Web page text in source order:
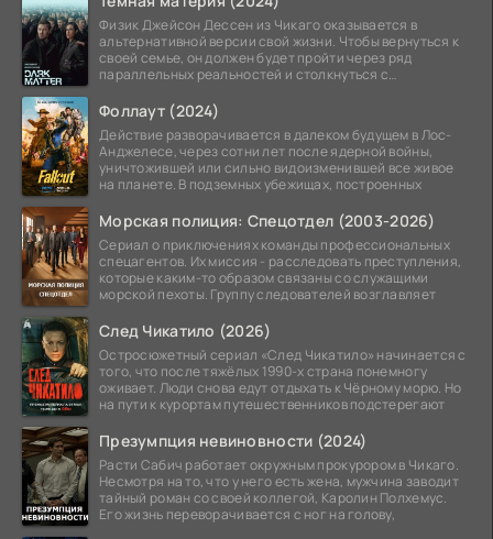
Физик Джейсон Дессен из Чикаго оказывается в
альтернативной версии свой жизни. Чтобы вернуться к
своей семье, он должен будет пройти через ряд
параллельных реальностей и столкнуться с
Фоллаут (2024)
Действие разворачивается в далеком будущем в Лос-
Анджелесе, через сотни лет после ядерной войны,
уничтожившей или сильно видоизменившей все живое
на планете. В подземных убежищах, построенных
Морская полиция: Спецотдел (2003-2026)
Сериал о приключениях команды профессиональных
спецагентов. Их миссия - расследовать преступления,
которые каким-то образом связаны со служащими
морской пехоты. Группу следователей возглавляет
След Чикатило (2026)
Остросюжетный сериал «След Чикатило» начинается с
того, что после тяжёлых 1990-х страна понемногу
оживает. Люди снова едут отдыхать к Чёрному морю. Но
на пути к курортам путешественников подстерегают
Презумпция невиновности (2024)
Расти Сабич работает окружным прокурором в Чикаго.
Несмотря на то, что у него есть жена, мужчина заводит
тайный роман со своей коллегой, Каролин Полхемус.
Его жизнь переворачивается с ног на голову,